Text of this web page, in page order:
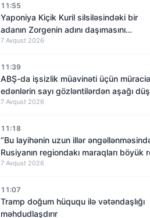
11:55
Yaponiya Kiçik Kuril silsiləsindəki bir
adanın Zorgenin adını daşımasını
araşdıracaq
7 Avqust 2026
11:39
ABŞ-da işsizlik müavinəti üçün
edənlərin sayı gözləntilərdən aşağı
7 Avqust 2026
11:18
“Bu layihənin uzun illər
Rusiyanın regiondakı maraqları böyük
oynayıb”
7 Avqust 2026
11:07
Tramp doğum hüququ ilə vətəndaşlığı
məhdudlaşdırır